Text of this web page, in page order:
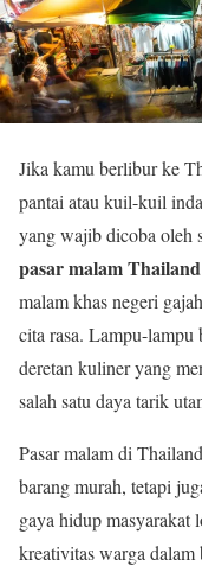
Jika kamu berlibur ke
pantai atau kuil-kuil
yang wajib dicoba oleh
pasar malam Thailand
malam khas negeri
cita rasa. Lampu-lampu
deretan kuliner yang
salah satu daya tarik
Pasar malam di
barang murah, tetapi
gaya hidup masyarakat
kreativitas warga